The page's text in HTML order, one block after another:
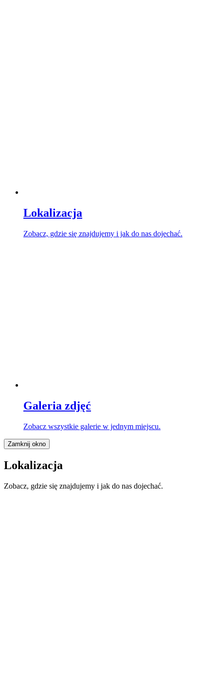
Lokalizacja
Zobacz, gdzie się znajdujemy i jak do nas dojechać.
Galeria zdjęć
Zobacz wszystkie galerie w jednym miejscu.
Zamknij okno
Lokalizacja
Zobacz, gdzie się znajdujemy i jak do nas dojechać.